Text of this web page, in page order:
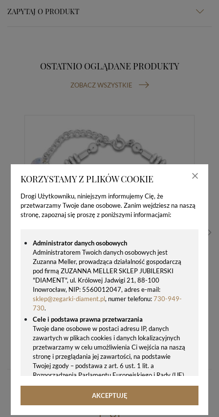
KORZYSTAMY Z PLIKÓW COOKIE
Drogi Użytkowniku, niniejszym informujemy Cię, że
przetwarzamy Twoje dane osobowe. Zanim wejdziesz na naszą
stronę, zapoznaj się proszę z poniższymi informacjami:
Administrator danych osobowych
Administratorem Twoich danych osobowych jest
Zuzanna Meller, prowadząca działalność gospodarczą
pod firmą ZUZANNA MELLER SKLEP JUBILERSKI
"DIAMENT", ul. Królowej Jadwigi 21, 88-100
Inowrocław, NIP: 5560012047, adres e-mail:
sklep@zegarki-diament.pl, numer telefonu:730-949-
730.
Cele i podstawa prawna przetwarzania
Twoje dane osobowe w postaci adresu IP, danych
zawartych w plikach cookies i danych lokalizacyjnych
przetwarzamy w celu umożliwienia Ci wejścia na naszą
stronę i przeglądania jej zawartości, na podstawie
Twojej zgody – podstawa z art. 6 ust. 1 lit. a
Rozporządzenia Parlamentu Europejskiego i Rady (UE)
2016/679 z 27.04.2016 r. w sprawie ochrony osób
fizycznych w związku z przetwarzaniem danych
AKCEPTUJĘ
ZAPYTAJ O PRODUKT
OSTATNIO OGLĄDANE PRODUKTY
ZOBACZ WSZYSTKIE
195,00 zł